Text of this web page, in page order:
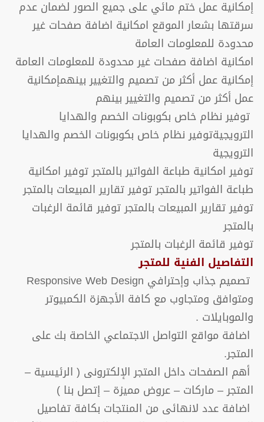
إمكانية عمل ختم مائي على جميع الصور لضمان عدم
سرقتها بشعار الموقع امكانية اضافة صفحات غير
محدودة للمعلومات العامة
امكانية اضافة صفحات غير محدودة للمعلومات العامة
إمكانية عمل أكثر من تصميم والتغيير بينهمإمكانية
عمل أكثر من تصميم والتغيير بينهم
توفير نظام خاص بكوبونات الخصم والهدايا
الترويجيةتوفير نظام خاص بكوبونات الخصم والهدايا
الترويجية
توفير امكانية طباعة الفواتير بالمتجر توفير امكانية
طباعة الفواتير بالمتجر توفير تقارير المبيعات بالمتجر
توفير تقارير المبيعات بالمتجر توفير قائمة الرغبات
بالمتجر
توفير قائمة الرغبات بالمتجر
التفاصيل الفنية للمتجر
تصميم جذاب وإحترافي Responsive Web Design
ومتوافق ومتجاوب مع كافة الأجهزة الكمبيوتر
والموبايلات .
اضافة مواقع التواصل الاجتماعي الخاصة بك على
المتجر.
أهم الصفحات داخل المتجر الإلكترونى ( الرئيسية –
المتجر – ماركات – عروض مميزة – إتصل بنا )
اضافة عدد لانهائى من المنتجات بكافة تفاصيل